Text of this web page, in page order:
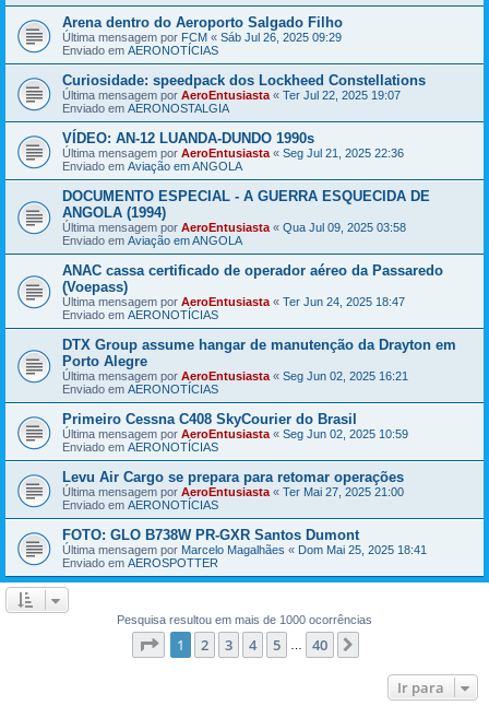
Arena dentro do Aeroporto Salgado Filho
Última mensagem por FCM « Sáb Jul 26, 2025 09:29
Enviado em AERONOTÍCIAS
Curiosidade: speedpack dos Lockheed Constellations
Última mensagem por AeroEntusiasta « Ter Jul 22, 2025 19:07
Enviado em AERONOSTALGIA
VÍDEO: AN-12 LUANDA-DUNDO 1990s
Última mensagem por AeroEntusiasta « Seg Jul 21, 2025 22:36
Enviado em Aviação em ANGOLA
DOCUMENTO ESPECIAL - A GUERRA ESQUECIDA DE
ANGOLA (1994)
Última mensagem por AeroEntusiasta « Qua Jul 09, 2025 03:58
Enviado em Aviação em ANGOLA
ANAC cassa certificado de operador aéreo da Passaredo
(Voepass)
Última mensagem por AeroEntusiasta « Ter Jun 24, 2025 18:47
Enviado em AERONOTÍCIAS
DTX Group assume hangar de manutenção da Drayton em
Porto Alegre
Última mensagem por AeroEntusiasta « Seg Jun 02, 2025 16:21
Enviado em AERONOTÍCIAS
Primeiro Cessna C408 SkyCourier do Brasil
Última mensagem por AeroEntusiasta « Seg Jun 02, 2025 10:59
Enviado em AERONOTÍCIAS
Levu Air Cargo se prepara para retomar operações
Última mensagem por AeroEntusiasta « Ter Mai 27, 2025 21:00
Enviado em AERONOTÍCIAS
FOTO: GLO B738W PR-GXR Santos Dumont
Última mensagem por Marcelo Magalhães « Dom Mai 25, 2025 18:41
Enviado em AEROSPOTTER
Pesquisa resultou em mais de 1000 ocorrências
Página de 40
1 2 3 4 5 40
Ir para